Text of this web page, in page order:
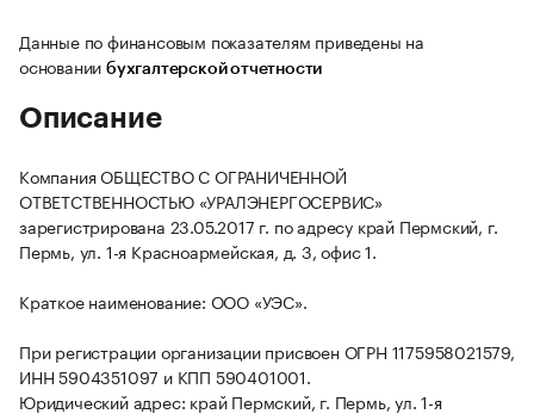
Данные по финансовым показателям приведены на
основании бухгалтерской отчетности
Описание
Компания ОБЩЕСТВО С ОГРАНИЧЕННОЙ
ОТВЕТСТВЕННОСТЬЮ «УРАЛЭНЕРГОСЕРВИС»
зарегистрирована 23.05.2017 г. по адресу край Пермский, г.
Пермь, ул. 1-я Красноармейская, д. 3, офис 1.
Краткое наименование: ООО «УЭС».
При регистрации организации присвоен ОГРН 1175958021579,
ИНН 5904351097 и КПП 590401001.
Юридический адрес: край Пермский, г. Пермь, ул. 1-я